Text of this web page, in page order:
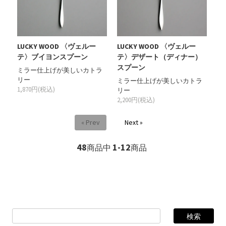
LUCKY WOOD 〈ヴェルー
テ〉ブイヨンスプーン
ミラー仕上げが美しいカトラ
リー
1,870円(税込)
LUCKY WOOD 〈ヴェルー
テ〉デザート（ディナー）
スプーン
ミラー仕上げが美しいカトラ
リー
2,200円(税込)
« Prev Next »
48商品中 1-12商品